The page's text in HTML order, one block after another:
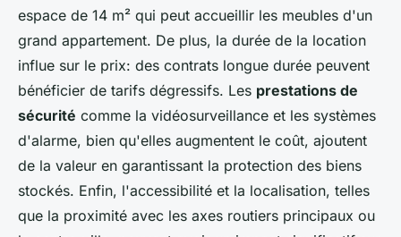
espace de 14 m² qui peut accueillir les meubles d'un
grand appartement. De plus, la durée de la location
influe sur le prix: des contrats longue durée peuvent
bénéficier de tarifs dégressifs. Les prestations de
sécurité comme la vidéosurveillance et les systèmes
d'alarme, bien qu'elles augmentent le coût, ajoutent
de la valeur en garantissant la protection des biens
stockés. Enfin, l'accessibilité et la localisation, telles
que la proximité avec les axes routiers principaux ou